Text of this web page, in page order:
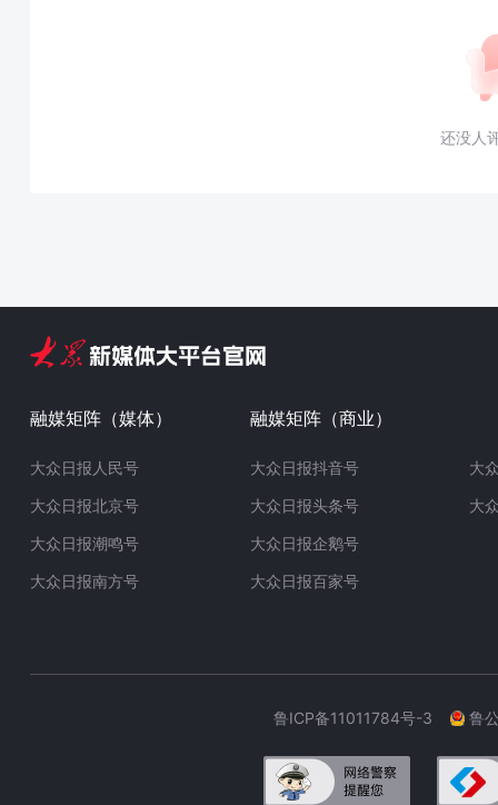
还没人
融媒矩阵（媒体）
大众日报人民号
大众日报北京号
大众日报潮鸣号
大众日报南方号
融媒矩阵（商业）
大众日报抖音号
大众日报头条号
大众日报企鹅号
大众日报百家号
大
大
鲁ICP备11011784号-3 鲁